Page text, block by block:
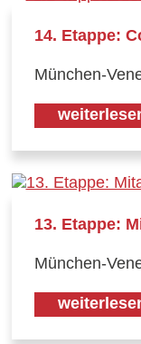
14. Etappe:
München-
13. Etappe:
München-